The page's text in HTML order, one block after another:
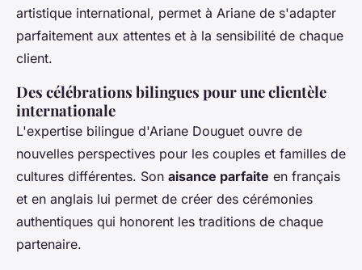
artistique international, permet à Ariane de s'adapter
parfaitement aux attentes et à la sensibilité de chaque
client.
Des célébrations bilingues pour une clientèle
internationale
L'expertise bilingue d'Ariane Douguet ouvre de
nouvelles perspectives pour les couples et familles de
cultures différentes. Son aisance parfaite en français
et en anglais lui permet de créer des cérémonies
authentiques qui honorent les traditions de chaque
partenaire.